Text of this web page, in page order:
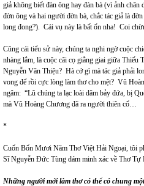
giả không biết đàn ông hay đàn bà (vì ảnh
đờn ông và hai người đờn bà, chắc tác giả là
long đong?). Cái vụ này là bất ổn nha! Coi
Cũng cái tiểu sử này, chúng ta nghi ngờ cuộc
nhàng lắm, là cuộc cãi cọ giằng giai giữa
Nguyễn Văn Thiệu? Hà cớ gì mà tác giả phải
vong để rồi cực lòng làm thơ cho mệt? Vũ
ngâm: “Lũ chúng ta lạc loài dăm bảy đứa, bị
mà Vũ Hoàng Chương đã ra người thiên cổ…
*
Cuốn Bốn Mươi Năm Thơ Việt Hải Ngoại, tôi
Sĩ Nguyễn Đức Tùng dám minh xác về Thơ Tự
Những người mới làm thơ có thể có chung